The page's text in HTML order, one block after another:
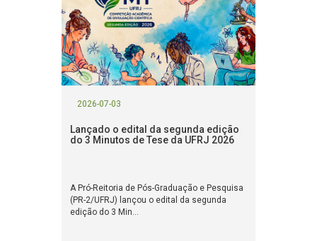
2026-07-03
Lançado o edital da segunda edição
do 3 Minutos de Tese da UFRJ 2026
A Pró-Reitoria de Pós-Graduação e Pesquisa
(PR-2/UFRJ) lançou o edital da segunda
edição do 3 Min...